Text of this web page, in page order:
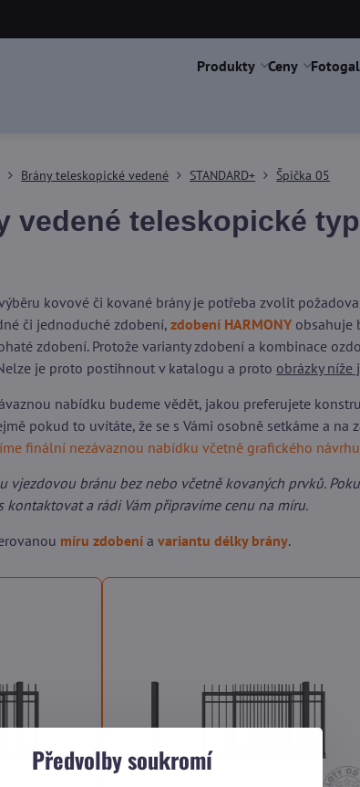
Produkty Ceny
Brány teleskopické vedené STANDARD+ Špička 05
vedené teleskopické
kovové či kované brány je potřeba zvolit
či jednoduché zdobení,zdobení HARMONYobsahuje
zdobení. Protože varianty zdobení a kombinace
je proto postihnout v katalogu a proto obrázky
nabídku budeme vědět, jakou preferujete
pokud to uvítáte, že se s Vámi osobně setkáme a na
finální nezávaznou nabídku včetně grafického návrhu
vjezdovou bránu bez nebo včetně kovaných prvků.
kontaktovat a rádi Vám připravíme cenu na míru.
míru zdobení avariantu délky brány.
Předvolby soukromí